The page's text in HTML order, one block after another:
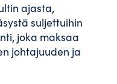
ajasta,
suljettuihin
joka maksaa
johtajuuden ja